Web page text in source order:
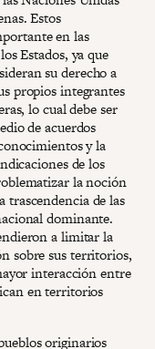
Estos
en las
Estados, ya que
su derecho a
propios integrantes
lo cual debe ser
de acuerdos
y la
de los
la noción
trascendencia de las
dominante.
a limitar la
sobre sus territorios,
interacción entre
en territorios
originarios